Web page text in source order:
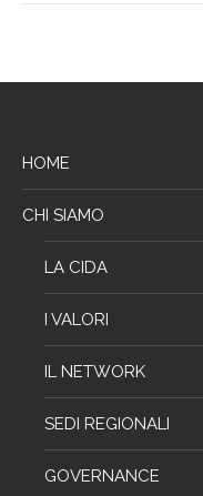
HOME
CHI SIAMO
LA CIDA
I VALORI
IL NETWORK
SEDI REGIONALI
GOVERNANCE